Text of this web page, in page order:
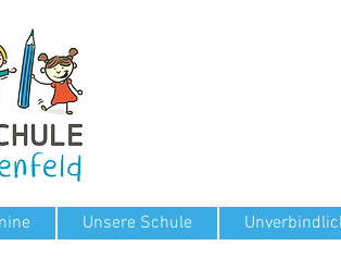
Unsere Schule